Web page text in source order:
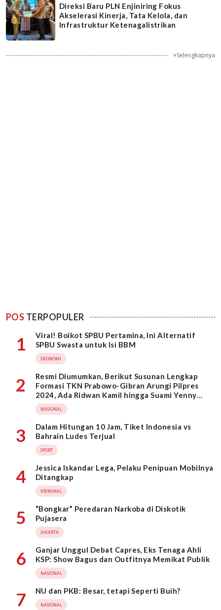
Direksi Baru PLN Enjiniring Fokus
Akselerasi Kinerja, Tata Kelola, dan
Infrastruktur Ketenagalistrikan
+Selengkapnya
POS TERPOPULER
1
Viral! Boikot SPBU Pertamina, Ini Alternatif
SPBU Swasta untuk Isi BBM
EKONOMI
2
Resmi Diumumkan, Berikut Susunan Lengkap
Formasi TKN Prabowo-Gibran Arungi Pilpres
2024, Ada Ridwan Kamil hingga Suami Yenny
Wahid
NASIONAL
3
Dalam Hitungan 10 Jam, Tiket Indonesia vs
Bahrain Ludes Terjual
SPORT
4
Jessica Iskandar Lega, Pelaku Penipuan Mobilnya
Ditangkap
KRIMINAL
5
“Bongkar” Peredaran Narkoba di Diskotik
Pujasera
JAKARTA
6
Ganjar Unggul Debat Capres, Eks Tenaga Ahli
KSP: Show Bagus dan Outfitnya Memikat Publik
NASIONAL
7 NU dan PKB: Besar, tetapi Seperti Buih?
NASIONAL